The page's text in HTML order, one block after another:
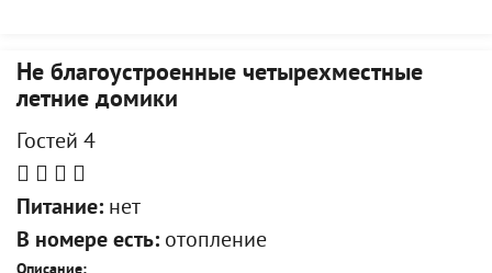
Не благоустроенные четырехместные
летние домики
Гостей 4
Питание: нет
В номере есть: отопление